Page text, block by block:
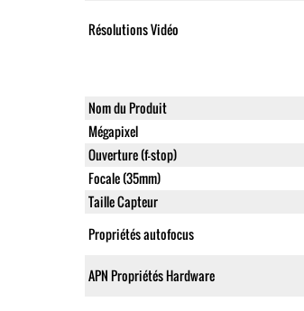
Résolutions Vidéo
Nom du Produit
Mégapixel
Ouverture (f-stop)
Focale (35mm)
Taille Capteur
Propriétés autofocus
APN Propriétés Hardware